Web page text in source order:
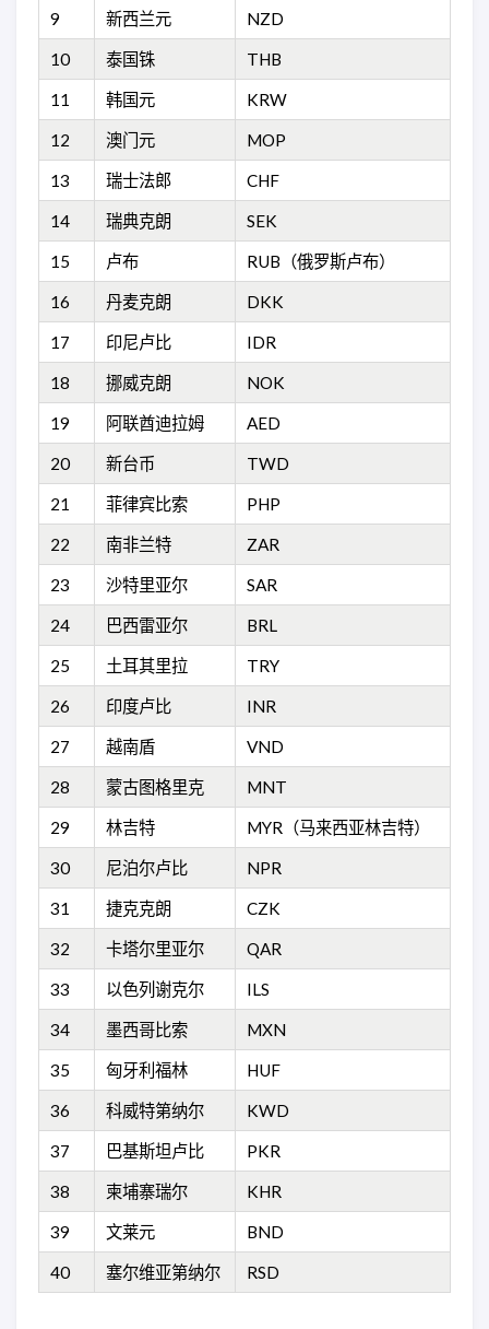
9 新西兰元 NZD
10 泰国铢 THB
11 韩国元 KRW
12 澳门元 MOP
13 瑞士法郎 CHF
14 瑞典克朗 SEK
15 卢布 RUB（俄罗斯卢布）
16 丹麦克朗 DKK
17 印尼卢比 IDR
18 挪威克朗 NOK
19 阿联酋迪拉姆 AED
20 新台币 TWD
21 菲律宾比索 PHP
22 南非兰特 ZAR
23 沙特里亚尔 SAR
24 巴西雷亚尔 BRL
25 土耳其里拉 TRY
26 印度卢比 INR
27 越南盾 VND
28 蒙古图格里克 MNT
29 林吉特 MYR（马来西亚林吉特）
30 尼泊尔卢比 NPR
31 捷克克朗 CZK
32 卡塔尔里亚尔 QAR
33 以色列谢克尔 ILS
34 墨西哥比索 MXN
35 匈牙利福林 HUF
36 科威特第纳尔 KWD
37 巴基斯坦卢比 PKR
38 柬埔寨瑞尔 KHR
39 文莱元 BND
40 塞尔维亚第纳尔 RSD